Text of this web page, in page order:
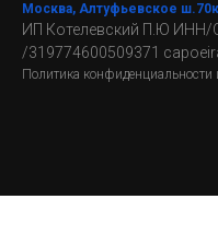
Москва, Алтуфьевское
ИП Котелевский П.Ю ИНН/
/319774600509371
Политика